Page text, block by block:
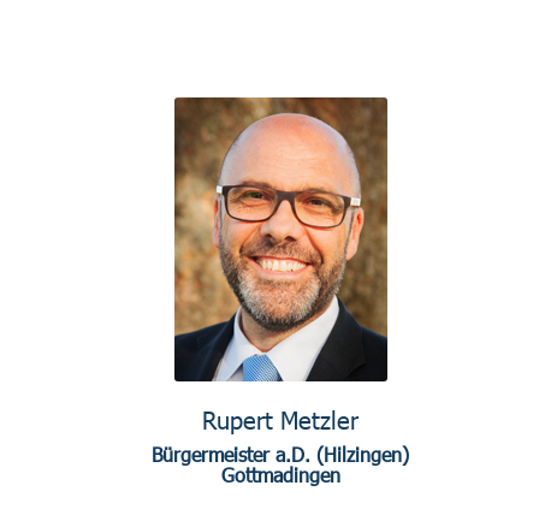
Rupert Metzler
Bürgermeister a.D. (Hilzingen)
Gottmadingen